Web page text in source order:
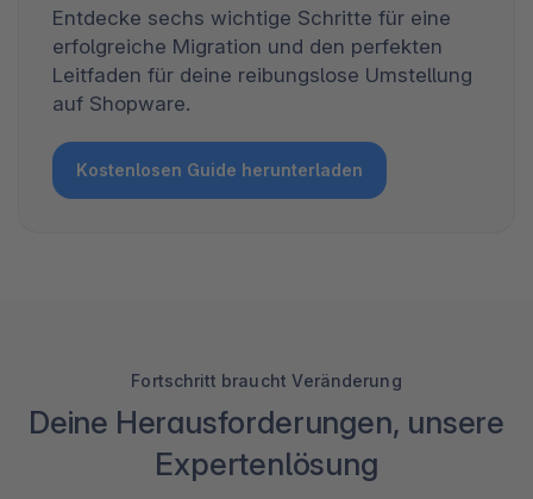
Entdecke sechs wichtige Schritte für eine
erfolgreiche Migration und den perfekten
Leitfaden für deine reibungslose Umstellung
auf Shopware.
Kostenlosen Guide herunterladen
Fortschritt braucht Veränderung
Deine Herausforderungen, unsere
Expertenlösung